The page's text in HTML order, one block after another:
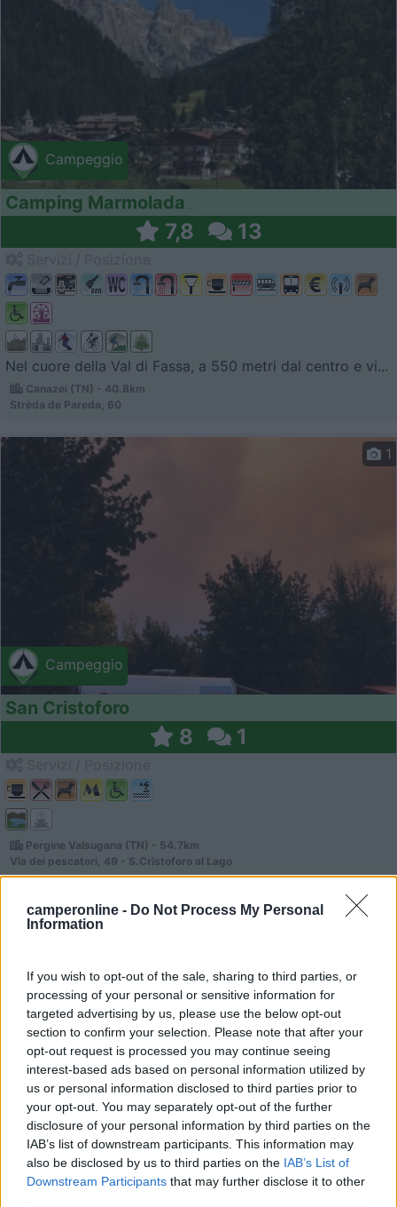
camperonline - Do Not Process My Personal
Information
If you wish to opt-out of the sale, sharing to third parties, or
processing of your personal or sensitive information for
targeted advertising by us, please use the below opt-out
section to confirm your selection. Please note that after your
opt-out request is processed you may continue seeing
interest-based ads based on personal information utilized by
us or personal information disclosed to third parties prior to
your opt-out. You may separately opt-out of the further
disclosure of your personal information by third parties on the
IAB’s list of downstream participants. This information may
also be disclosed by us to third parties on the IAB’s List of
Downstream Participants that may further disclose it to other
Campeggio
Camping Marmolada
7,8 13
Nel cuore della Val di Fassa, a 550 metri dal centro e vi...
Canazei (TN) - 40.8km
Strèda de Pareda, 60
Campeggio
1
San Cristoforo
8 1
Pergine Valsugana (TN) - 54.7km
Via dei pescatori, 49 - S.Cristoforo al Lago
Campeggio
Punta Indiani
2 1